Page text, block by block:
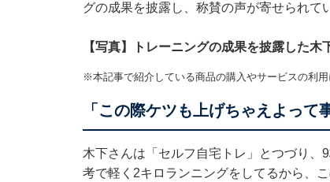
グの成果を披露し、称賛の声が寄せられて
【写真】トレーニングの成果を披露した木
※本記事で紹介している商品の購入やサービスの利
「この際ケツも上げちゃえよって
木下さんは「セルフ自宅トレ」とつづり
考で軽く2キロランニングをしてるから